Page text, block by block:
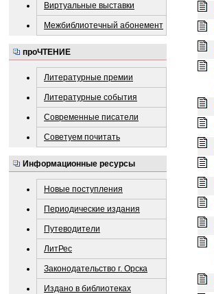
Виртуальные выставки
Межбиблиотечный абонемент
проЧТЕНИЕ
Литературные премии
Литературные события
Современные писатели
Советуем почитать
Информационные ресурсы
Новые поступления
Периодические издания
Путеводители
ЛитРес
Законодательство г. Орска
Издано в библиотеках